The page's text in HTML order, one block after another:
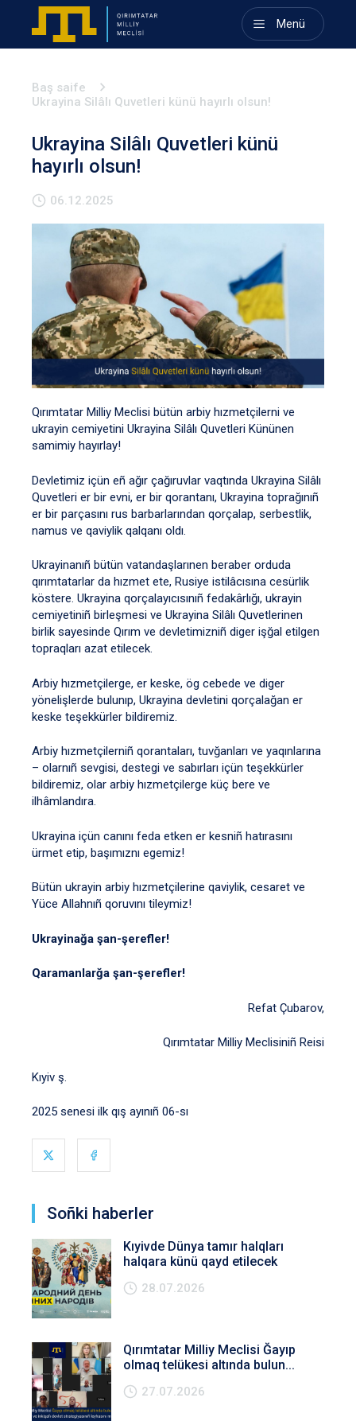
Menü
Baş saife
Ukrayina Silâlı Quvetleri künü hayırlı olsun!
Ukrayina Silâlı Quvetleri künü
hayırlı olsun!
06.12.2025
Qırımtatar Milliy Meclisi bütün arbiy hızmetçilerni ve
ukrayin cemiyetini Ukrayina Silâlı Quvetleri Kününen
samimiy hayırlay!
Devletimiz içün eñ ağır çağıruvlar vaqtında Ukrayina Silâlı
Quvetleri er bir evni, er bir qorantanı, Ukrayina toprağınıñ
er bir parçasını rus barbarlarından qorçalap, serbestlik,
namus ve qaviylik qalqanı oldı.
Ukrayinanıñ bütün vatandaşlarınen beraber orduda
qırımtatarlar da hızmet ete, Rusiye istilâcısına cesürlik
köstere. Ukrayina qorçalayıcısınıñ fedakârlığı, ukrayin
cemiyetiniñ birleşmesi ve Ukrayina Silâlı Quvetlerinen
birlik sayesinde Qırım ve devletimizniñ diger işğal etilgen
topraqları azat etilecek.
Arbiy hızmetçilerge, er keske, ög cebede ve diger
yönelişlerde bulunıp, Ukrayina devletini qorçalağan er
keske teşekkürler bildiremiz.
Arbiy hızmetçilerniñ qorantaları, tuvğanları ve yaqınlarına
– olarnıñ sevgisi, destegi ve sabırları içün teşekkürler
bildiremiz, olar arbiy hızmetçilerge küç bere ve
ilhâmlandıra.
Ukrayina içün canını feda etken er kesniñ hatırasını
ürmet etip, başımıznı egemiz!
Bütün ukrayin arbiy hızmetçilerine qaviylik, cesaret ve
Yüce Allahnıñ qoruvını tileymiz!
Ukrayinağa şan-şerefler!
Qaramanlarğa şan-şerefler!
Refat Çubarov,
Qırımtatar Milliy Meclisiniñ Reisi
Kıyiv ş.
2025 senesi ilk qış ayınıñ 06-sı
Soñki haberler
Kıyivde Dünya tamır halqları
halqara künü qayd etilecek
28.07.2026
Qırımtatar Milliy Meclisi Ğayıp
olmaq telükesi altında bulun...
27.07.2026